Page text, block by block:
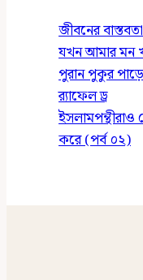
জীবনের বাস্তবতা
যখন আমার মন
পুরান পুকুর পাড়ে
র‍্যাফেল ড্র
ইসলামপন্থীরাও
করে (পর্ব ০২)